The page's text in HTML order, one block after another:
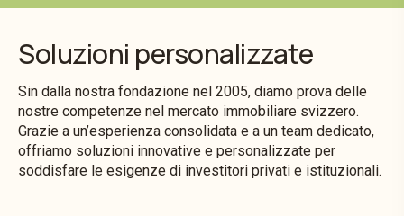
Soluzioni personalizzate
Sin dalla nostra fondazione nel 2005, diamo prova delle
nostre competenze nel mercato immobiliare svizzero.
Grazie a un’esperienza consolidata e a un team dedicato,
offriamo soluzioni innovative e personalizzate per
soddisfare le esigenze di investitori privati e istituzionali.